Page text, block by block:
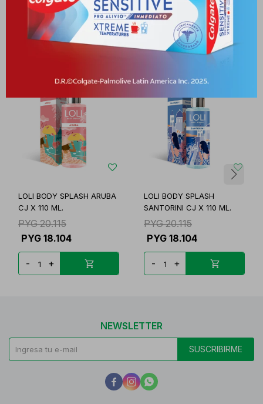
Productos que te pueden interesar
LOLI BODY SPLASH ARUBA
CJ X 110 ML.
PYG 20.115
PYG 18.104
- +
LOLI BODY SPLASH
SANTORINI CJ X 110 ML.
PYG 20.115
PYG 18.104
- +
NEWSLETTER
SUSCRIBIRME
  